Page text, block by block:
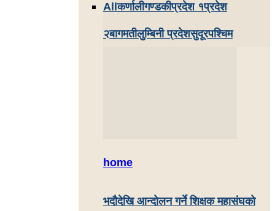
Allकर्णालीगण्डकीप्रदेश १प्रदेश
२बागमतीलुम्बिनी प्रदेशसुदूरपश्चिम
home
भदौदेखि आन्दोलन गर्ने शिक्षक महासंघको